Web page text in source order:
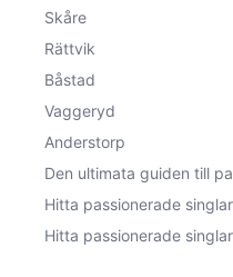
Skåre
Rättvik
Båstad
Vaggeryd
Anderstorp
Den ultimata guiden till
Hitta passionerade
Hitta passionerade